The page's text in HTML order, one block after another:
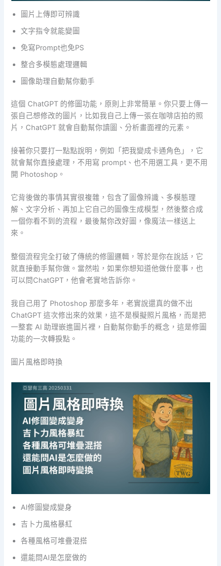
圖片上傳即可辨識
文字指令就能變圖
免寫Prompt也免PS
整合多模態處理邏輯
圖像助理自動幫你動手
這個 ChatGPT 的修圖功能，原則上非常簡單。你只要上傳一
張自己想修改的圖片，比如我自己上傳一張在咖啡店拍的照
片，ChatGPT 就會自動幫你讀圖、分析畫面裡的元素。
接著你只要打一點點說明，例如「把我變成卡通角色」，它
就會幫你直接處理，不用寫 prompt、也不用選工具，更不用
開 Photoshop。
它背後做的事情其實很複雜，包含了圖像辨識、多模態理
解、文字分析、再加上它自己的圖像生成模型，然後整合成
一個你看不到的流程，最後幫你改好圖，像魔法一樣送上
來。
整個流程完全打破了傳統的修圖邏輯，等於是你在說話，它
就直接動手幫你做。當然啦，如果你想知道他做什麼事，也
可以問ChatGPT，他會老實地告訴你。
我自己用了 Photoshop 那麼多年，老實說還真的做不出
ChatGPT 這次修出來的效果，這不是模擬照片風格，而是把
一整套 AI 助理嵌進圖片裡，自動幫你動手的概念，這是修圖
功能的一次轉捩點。
圖片風格即時換
AI修圖變成變身
吉卜力風格暴紅
各種風格可堆疊混搭
還能問AI是怎麼做的